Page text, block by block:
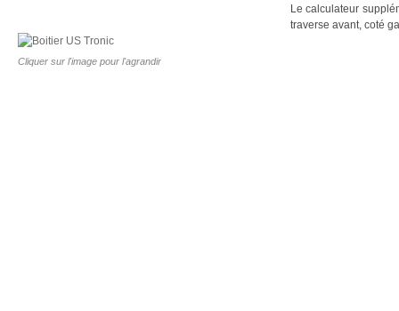
Le calculateur
traverse avant, coté
Cliquer sur l'image pour l'agrandir